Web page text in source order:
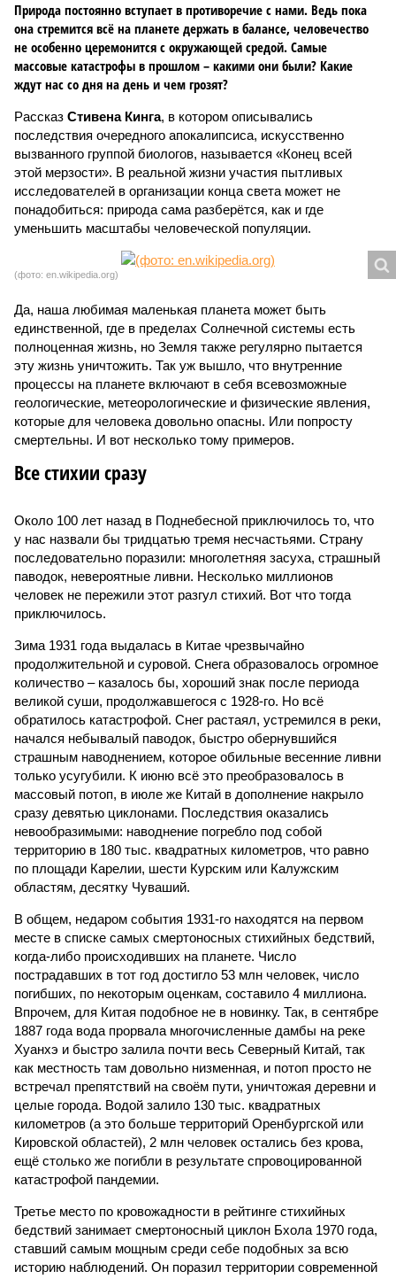
Природа постоянно вступает в противоречие с нами. Ведь пока
она стремится всё на планете держать в балансе, человечество
не особенно церемонится с окружающей средой. Самые
массовые катастрофы в прошлом – какими они были? Какие
ждут нас со дня на день и чем грозят?
Рассказ Стивена Кинга, в котором описывались
последствия очередного апокалипсиса, искусственно
вызванного группой биологов, называется «Конец всей
этой мерзости». В реальной жизни участия пытливых
исследователей в организации конца света может не
понадобиться: природа сама разберётся, как и где
уменьшить масштабы человеческой популяции.
(фото: en.wikipedia.org)
Да, наша любимая маленькая планета может быть
единственной, где в пределах Солнечной системы есть
полноценная жизнь, но Земля также регулярно пытается
эту жизнь уничтожить. Так уж вышло, что внутренние
процессы на планете включают в себя всевозможные
геологические, метеорологические и физические явления,
которые для человека довольно опасны. Или попросту
смертельны. И вот несколько тому примеров.
Все стихии сразу
Около 100 лет назад в Поднебесной приключилось то, что
у нас назвали бы тридцатью тремя несчастьями. Страну
последовательно поразили: многолетняя засуха, страшный
паводок, невероятные ливни. Несколько миллионов
человек не пережили этот разгул стихий. Вот что тогда
приключилось.
Зима 1931 года выдалась в Китае чрезвычайно
продолжительной и суровой. Снега образовалось огромное
количество – казалось бы, хороший знак после периода
великой суши, продолжавшегося с 1928-го. Но всё
обратилось катастрофой. Снег растаял, устремился в реки,
начался небывалый паводок, быстро обернувшийся
страшным наводнением, которое обильные весенние ливни
только усугубили. К июню всё это преобразовалось в
массовый потоп, в июле же Китай в дополнение накрыло
сразу девятью циклонами. Последствия оказались
невообразимыми: наводнение погребло под собой
территорию в 180 тыс. квадратных километров, что равно
по площади Карелии, шести Курским или Калужским
областям, десятку Чуваший.
В общем, недаром события 1931-го находятся на первом
месте в списке самых смертоносных стихийных бедствий,
когда-либо происходивших на планете. Число
пострадавших в тот год достигло 53 млн человек, число
погибших, по некоторым оценкам, составило 4 миллиона.
Впрочем, для Китая подобное не в новинку. Так, в сентябре
1887 года вода прорвала многочисленные дамбы на реке
Хуанхэ и быстро залила почти весь Северный Китай, так
как местность там довольно низменная, и потоп просто не
встречал препятствий на своём пути, уничтожая деревни и
целые города. Водой залило 130 тыс. квадратных
километров (а это больше территорий Оренбургской или
Кировской областей), 2 млн человек остались без крова,
ещё столько же погибли в результате спровоцированной
катастрофой пандемии.
Третье место по кровожадности в рейтинге стихийных
бедствий занимает смертоносный циклон Бхола 1970 года,
ставший самым мощным среди себе подобных за всю
историю наблюдений. Он поразил территории современной